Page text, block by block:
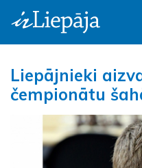
Liepājnieki
čempionātu